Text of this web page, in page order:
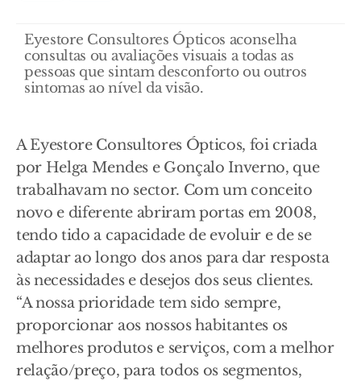
Eyestore Consultores Ópticos aconselha
consultas ou avaliações visuais a todas as
pessoas que sintam desconforto ou outros
sintomas ao nível da visão.
A Eyestore Consultores Ópticos, foi criada
por Helga Mendes e Gonçalo Inverno, que
trabalhavam no sector. Com um conceito
novo e diferente abriram portas em 2008,
tendo tido a capacidade de evoluir e de se
adaptar ao longo dos anos para dar resposta
às necessidades e desejos dos seus clientes.
“A nossa prioridade tem sido sempre,
proporcionar aos nossos habitantes os
melhores produtos e serviços, com a melhor
relação/preço, para todos os segmentos,